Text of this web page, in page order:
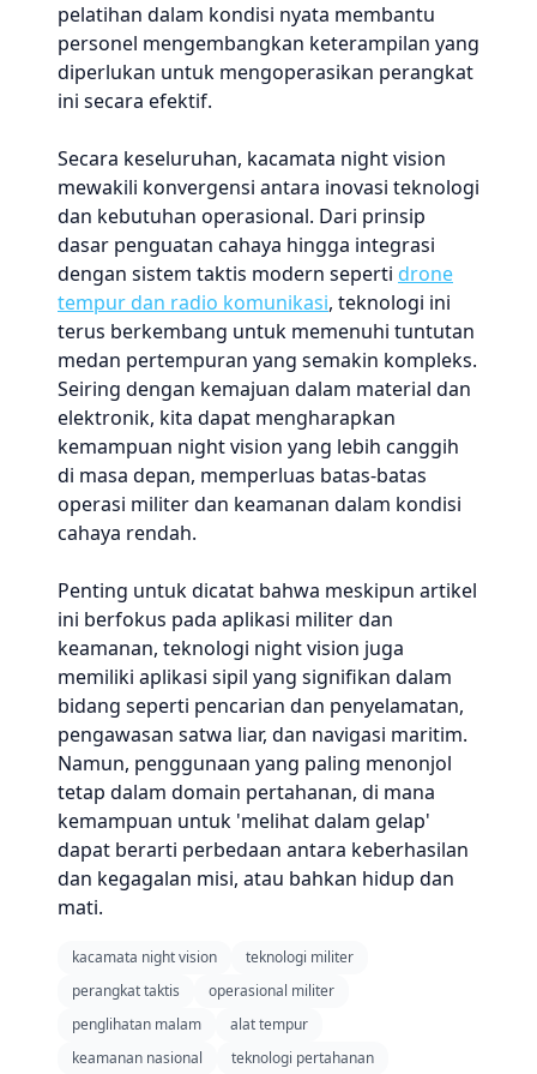
pelatihan dalam kondisi nyata membantu
personel mengembangkan keterampilan yang
diperlukan untuk mengoperasikan perangkat
ini secara efektif.
Secara keseluruhan, kacamata night vision
mewakili konvergensi antara inovasi teknologi
dan kebutuhan operasional. Dari prinsip
dasar penguatan cahaya hingga integrasi
dengan sistem taktis modern seperti drone
tempur dan radio komunikasi, teknologi ini
terus berkembang untuk memenuhi tuntutan
medan pertempuran yang semakin kompleks.
Seiring dengan kemajuan dalam material dan
elektronik, kita dapat mengharapkan
kemampuan night vision yang lebih canggih
di masa depan, memperluas batas-batas
operasi militer dan keamanan dalam kondisi
cahaya rendah.
Penting untuk dicatat bahwa meskipun artikel
ini berfokus pada aplikasi militer dan
keamanan, teknologi night vision juga
memiliki aplikasi sipil yang signifikan dalam
bidang seperti pencarian dan penyelamatan,
pengawasan satwa liar, dan navigasi maritim.
Namun, penggunaan yang paling menonjol
tetap dalam domain pertahanan, di mana
kemampuan untuk 'melihat dalam gelap'
dapat berarti perbedaan antara keberhasilan
dan kegagalan misi, atau bahkan hidup dan
mati.
kacamata night vision
teknologi militer
perangkat taktis
operasional militer
penglihatan malam
alat tempur
keamanan nasional
teknologi pertahanan